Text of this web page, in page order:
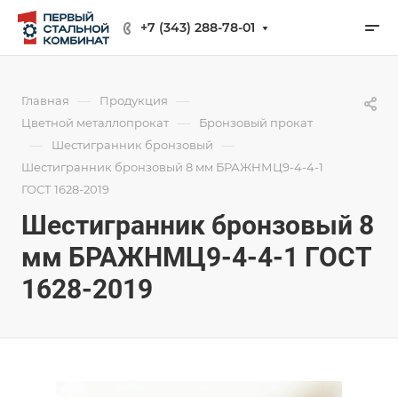
+7 (343) 288-78-01
Главная — Продукция —
Цветной металлопрокат — Бронзовый прокат
— Шестигранник бронзовый —
Шестигранник бронзовый 8 мм БРАЖНМЦ9-4-4-1
ГОСТ 1628-2019
Шестигранник бронзовый 8
мм БРАЖНМЦ9-4-4-1 ГОСТ
1628-2019